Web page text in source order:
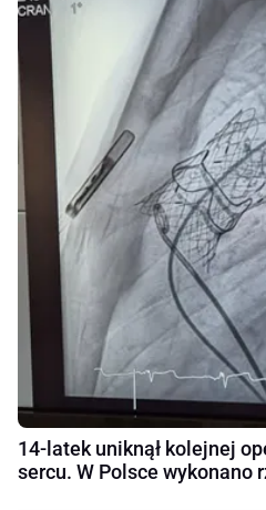
14-latek uniknął kolejnej
sercu. W Polsce wykonano